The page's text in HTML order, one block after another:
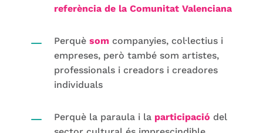
referència de la Comunitat Valenciana
K Perquè somcompanyies, col·lectius i
empreses, però també som artistes,
professionals i creadors i creadores
individuals
K Perquè la paraula i la participació del